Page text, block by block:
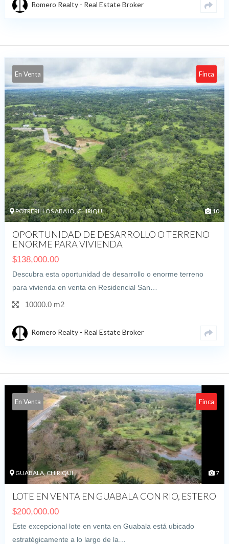
Romero Realty - Real Estate Broker
En Venta Finca
POTRERILLOS ABAJO, CHIRIQUI 10
OPORTUNIDAD DE DESARROLLO O TERRENO
ENORME PARA VIVIENDA
$138,000.00
Descubra esta oportunidad de desarrollo o enorme terreno
para vivienda en venta en Residencial San…
10000.0 m2
Romero Realty - Real Estate Broker
En Venta Finca
GUABALA, CHIRIQUI 7
LOTE EN VENTA EN GUABALA CON RIO, ESTERO
$200,000.00
Este excepcional lote en venta en Guabala está ubicado
estratégicamente a lo largo de la…